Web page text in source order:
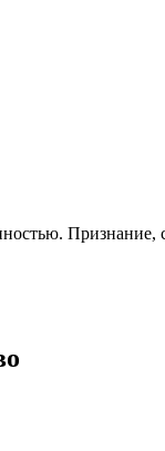
Признание,